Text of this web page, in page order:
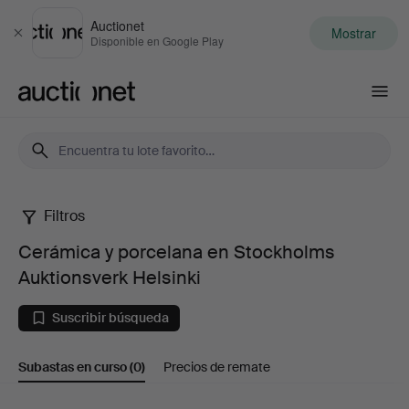
Cerrar
Auctionet
Disponible en Google Play Mostrar
Cerámica
porcelana
en
Filtros
Cerámica y porcelana en Stockholms
Auktionsverk Helsinki
Suscribir búsqueda
Subastas en curso(0) Precios de remate